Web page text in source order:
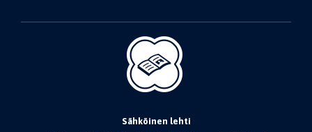
Sähköinen lehti